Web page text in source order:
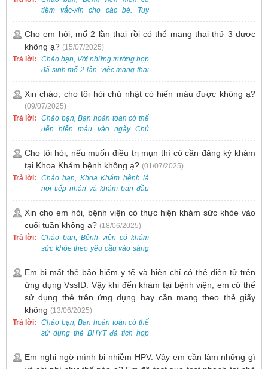
thăm khám. Ngoài ra, để thuận
tiện hơn, bạn có thể đặt lịch
0988 270 115. Nếu cần hỗ trợ
thêm, vui lòng liên hệ qua Zalo
hoặc Fanpage Bệnh viện Việt
Nam - Thụy Điển Uông Bí.
tiêm vắc-xin cho các bé. Tuy
nhiên, các loại vắc-xin thường về
theo từng đợt, không phải lúc
nào cũng có sẵn.
Cho em hỏi, mổ 2 lần thai rồi có thể mang thai thứ 3 được
không ạ? (15/07/2025)
Trả lời:
Chào bạn, Với những trường hợp
đã sinh mổ 2 lần, việc mang thai
lần 3 vẫn có thể thực hiện được.
Tại Bệnh viện, chúng tôi đã tiếp
nhận và hỗ trợ nhiều thai phụ có
nhu cầu tương tự.
Xin chào, cho tôi hỏi chủ nhật có hiến máu được không ạ?
(09/07/2025)
Trả lời:
Chào bạn, Bạn hoàn toàn có thể
đến hiến máu vào ngày Chủ
Nhật.
Cho tôi hỏi, nếu muốn điều trị mụn thì có cần đăng ký khám
tại Khoa Khám bệnh không ạ? (01/07/2025)
Trả lời:
Chào bạn, Khoa Khám bệnh là
nơi tiếp nhận và khám ban đầu
cho tất cả các trường hợp, bao
gồm cả điều trị mụn. Vì vậy, bạn
cần đăng ký khám tại Khoa
Khám bệnh trước.
Xin cho em hỏi, bệnh viện có thực hiện khám sức khỏe vào
cuối tuần không ạ? (18/06/2025)
Trả lời:
Chào bạn, Bệnh viện có khám
sức khỏe theo yêu cầu vào sáng
thứ Bảy. Nếu bạn có nhu cầu, vui
lòng đặt lịch trước để được sắp
xếp thời gian phù hợp.
Em bị mất thẻ bảo hiểm y tế và hiện chỉ có thẻ điện tử trên
ứng dụng VssID. Vậy khi đến khám tại bệnh viện, em có thể
sử dụng thẻ trên ứng dụng hay cần mang theo thẻ giấy
không (13/06/2025)
Trả lời:
Chào bạn, Bạn hoàn toàn có thể
sử dụng thẻ BHYT đã tích hợp
trên ứng dụng VssID khi đến
khám và không cần mang theo
thẻ giấy.
Em nghi ngờ mình bị nhiễm HPV. Vậy em cần làm những gì